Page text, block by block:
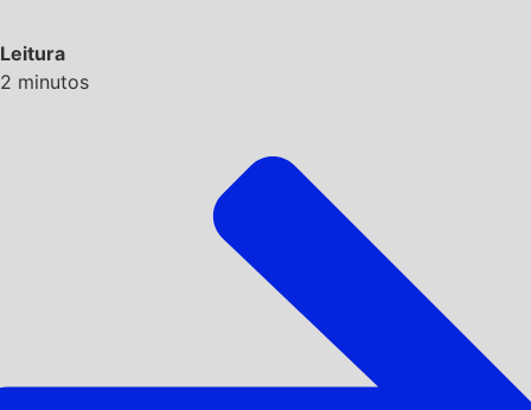
Leitura
2 minutos